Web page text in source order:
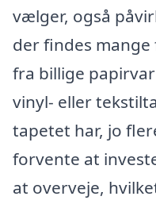
vælger, også
der findes
fra billige
vinyl- eller
tapetet har, jo
forvente at
at overveje,